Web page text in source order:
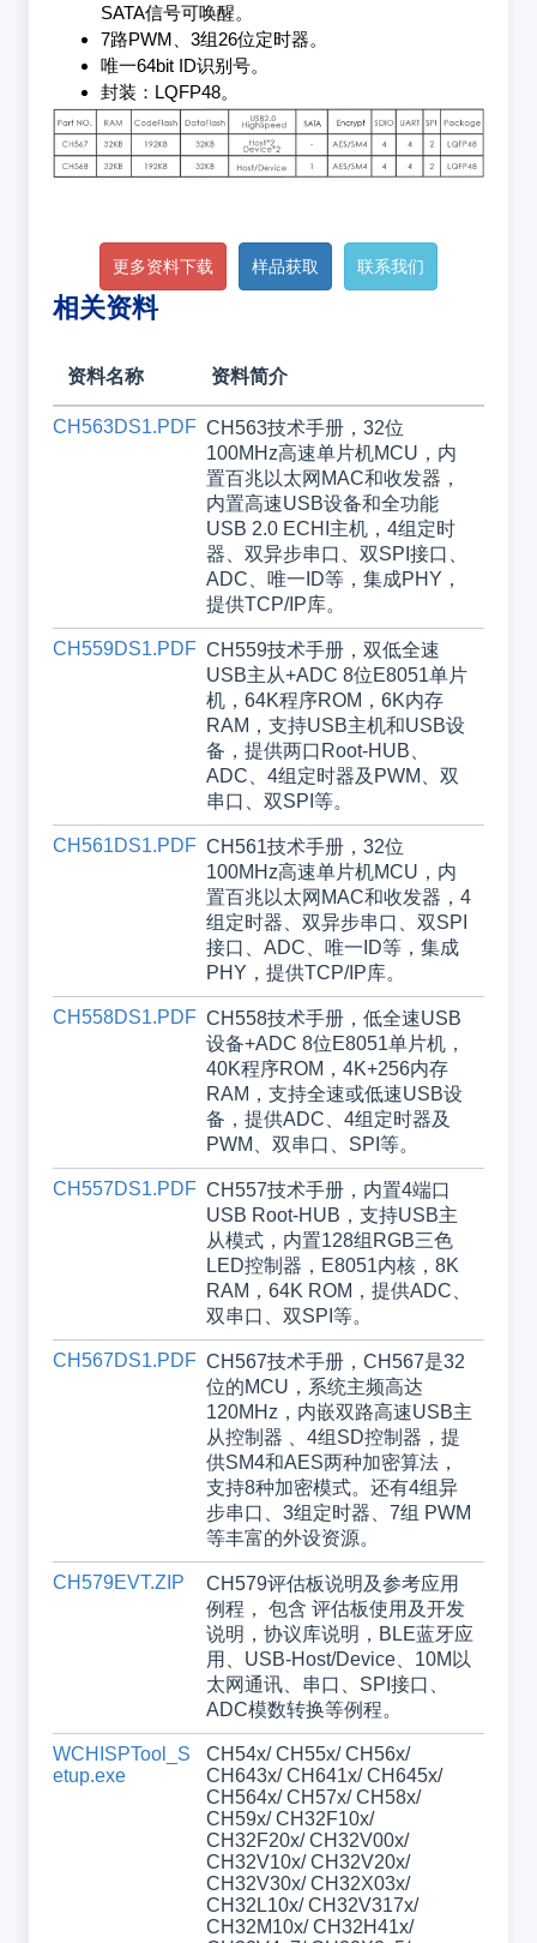
SATA信号可唤醒。
7路PWM、3组26位定时器。
唯一64bit ID识别号。
封装：LQFP48。
更多资料下载 样品获取 联系我们
相关资料
资料名称 资料简介
CH563DS1.PDF CH563技术手册，32位
100MHz高速单片机MCU，内
置百兆以太网MAC和收发器，
内置高速USB设备和全功能
USB 2.0 ECHI主机，4组定时
器、双异步串口、双SPI接口、
ADC、唯一ID等，集成PHY，
提供TCP/IP库。
CH559DS1.PDF CH559技术手册，双低全速
USB主从+ADC 8位E8051单片
机，64K程序ROM，6K内存
RAM，支持USB主机和USB设
备，提供两口Root-HUB、
ADC、4组定时器及PWM、双
串口、双SPI等。
CH561DS1.PDF CH561技术手册，32位
100MHz高速单片机MCU，内
置百兆以太网MAC和收发器，4
组定时器、双异步串口、双SPI
接口、ADC、唯一ID等，集成
PHY，提供TCP/IP库。
CH558DS1.PDF CH558技术手册，低全速USB
设备+ADC 8位E8051单片机，
40K程序ROM，4K+256内存
RAM，支持全速或低速USB设
备，提供ADC、4组定时器及
PWM、双串口、SPI等。
CH557DS1.PDF CH557技术手册，内置4端口
USB Root-HUB，支持USB主
从模式，内置128组RGB三色
LED控制器，E8051内核，8K
RAM，64K ROM，提供ADC、
双串口、双SPI等。
CH567DS1.PDF CH567技术手册，CH567是32
位的MCU，系统主频高达
120MHz，内嵌双路高速USB主
从控制器 、4组SD控制器，提
供SM4和AES两种加密算法，
支持8种加密模式。还有4组异
步串口、3组定时器、7组 PWM
等丰富的外设资源。
CH579EVT.ZIP
CH579评估板说明及参考应用
例程， 包含 评估板使用及开发
说明，协议库说明，BLE蓝牙应
用、USB-Host/Device、10M以
太网通讯、串口、SPI接口、
ADC模数转换等例程。
WCHISPTool_S
etup.exe
CH54x/ CH55x/ CH56x/
CH643x/ CH641x/ CH645x/
CH564x/ CH57x/ CH58x/
CH59x/ CH32F10x/
CH32F20x/ CH32V00x/
CH32V10x/ CH32V20x/
CH32V30x/ CH32X03x/
CH32L10x/ CH32V317x/
CH32M10x/ CH32H41x/